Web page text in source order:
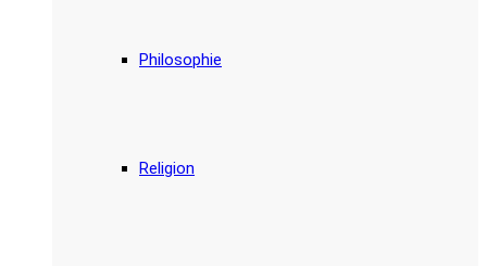
Philosophie
Religion